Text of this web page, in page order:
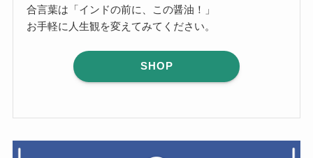
合言葉は「インドの前に、この醤油！」
お手軽に人生観を変えてみてください。
SHOP